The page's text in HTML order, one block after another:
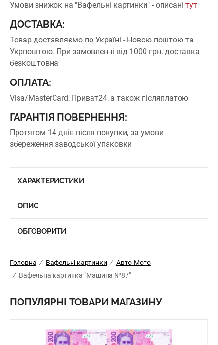
Умови знижок на "Вафельні картинки" - описані тут
ДОСТАВКА:
Товар доставляємо по Україні - Новою поштою та
Укрпоштою. При замовленні від 1000 грн. доставка
безкоштовна
ОПЛАТА:
Visa/MasterCard, Приват24, а також післяплатою
ГАРАНТІЯ ПОВЕРНЕННЯ:
Протягом 14 днів після покупки, за умови
збереження заводської упаковки
ХАРАКТЕРИСТИКИ
ОПИС
ОБГОВОРИТИ
Головна / Вафельні картинки / Авто-Мото
/ Вафельна картинка "Машина №87"
ПОПУЛЯРНІ ТОВАРИ МАГАЗИНУ